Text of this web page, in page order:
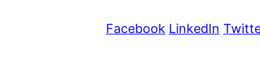
Facebook LinkedIn